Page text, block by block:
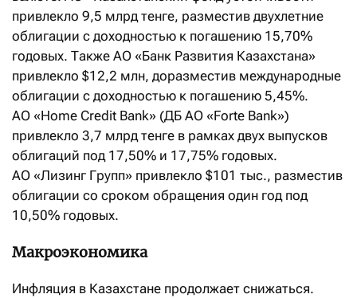
привлекло 9,5 млрд тенге, разместив двухлетние
облигации с доходностью к погашению 15,70%
годовых. Также АО «Банк Развития Казахстана»
привлекло $12,2 млн, доразместив международные
облигации с доходностью к погашению 5,45%.
АО «Home Credit Bank» (ДБ АО «Forte Bank»)
привлекло 3,7 млрд тенге в рамках двух выпусков
облигаций под 17,50% и 17,75% годовых.
АО «Лизинг Групп» привлекло $101 тыс., разместив
облигации со сроком обращения один год под
10,50% годовых.
Макроэкономика
Инфляция в Казахстане продолжает снижаться.